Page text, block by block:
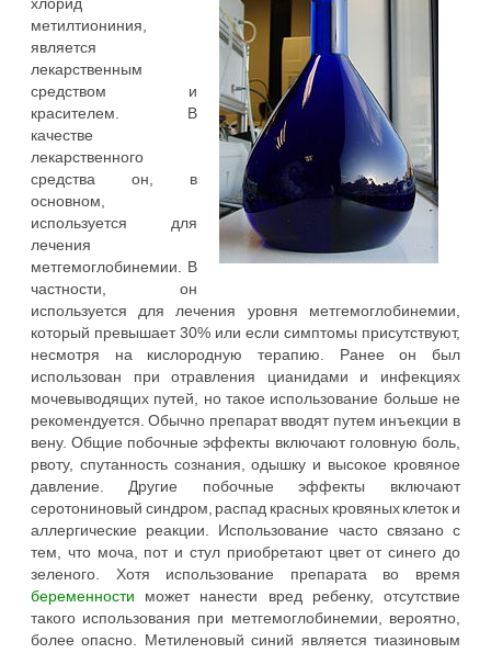
хлорид
метилтиониния,
является
лекарственным
средством и
красителем. В
качестве
лекарственного
средства он, в
основном,
используется для
лечения
метгемоглобинемии. В
частности, он
используется для лечения уровня метгемоглобинемии,
который превышает 30% или если симптомы присутствуют,
несмотря на кислородную терапию. Ранее он был
использован при отравления цианидами и инфекциях
мочевыводящих путей, но такое использование больше не
рекомендуется. Обычно препарат вводят путем инъекции в
вену. Общие побочные эффекты включают головную боль,
рвоту, спутанность сознания, одышку и высокое кровяное
давление. Другие побочные эффекты включают
серотониновый синдром, распад красных кровяных клеток и
аллергические реакции. Использование часто связано с
тем, что моча, пот и стул приобретают цвет от синего до
зеленого. Хотя использование препарата во время
беременности может нанести вред ребенку, отсутствие
такого использования при метгемоглобинемии, вероятно,
более опасно. Метиленовый синий является тиазиновым